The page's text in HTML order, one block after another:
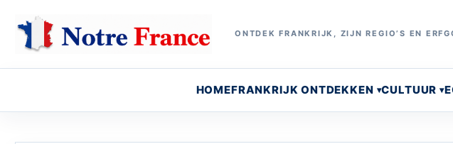
ONTDEK FRANKRIJK, ZIJN REGIO’S EN
HOMEFRANKRIJK ONTDEKKEN CULTUUR